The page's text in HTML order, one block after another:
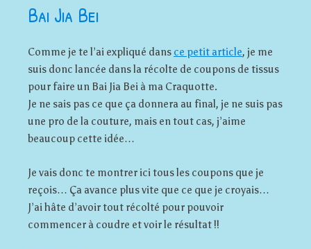
Bai Jia Bei
Comme je te l’ai expliqué dans ce petit article, je me
suis donc lancée dans la récolte de coupons de tissus
pour faire un Bai Jia Bei à ma Craquotte.
Je ne sais pas ce que ça donnera au final, je ne suis pas
une pro de la couture, mais en tout cas, j’aime
beaucoup cette idée…
Je vais donc te montrer ici tous les coupons que je
reçois… Ça avance plus vite que ce que je croyais…
J’ai hâte d’avoir tout récolté pour pouvoir
commencer à coudre et voir le résultat !!